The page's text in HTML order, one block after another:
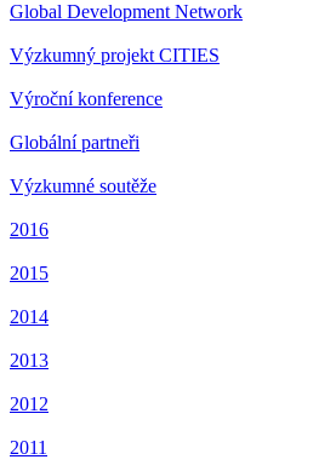
Global Development Network
Výzkumný projekt CITIES
Výroční konference
Globální partneři
Výzkumné soutěže
2016
2015
2014
2013
2012
2011